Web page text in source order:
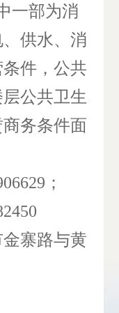
一部为消
供水、消
件，公共
层公共卫生
务条件面
；
寨路与黄